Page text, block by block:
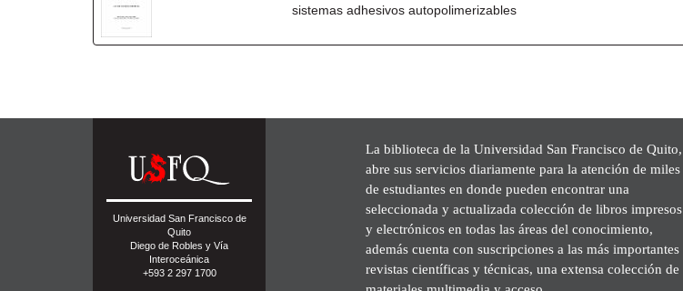
sistemas adhesivos autopolimerizables
Universidad San Francisco de
Quito
Diego de Robles y Vía
Interoceánica
+593 2 297 1700
La biblioteca de la Universidad San Francisco de Quito,
abre sus servicios diariamente para la atención de miles
de estudiantes en donde pueden encontrar una
seleccionada y actualizada colección de libros impresos
y electrónicos en todas las áreas del conocimiento,
además cuenta con suscripciones a las más importantes
revistas científicas y técnicas, una extensa colección de